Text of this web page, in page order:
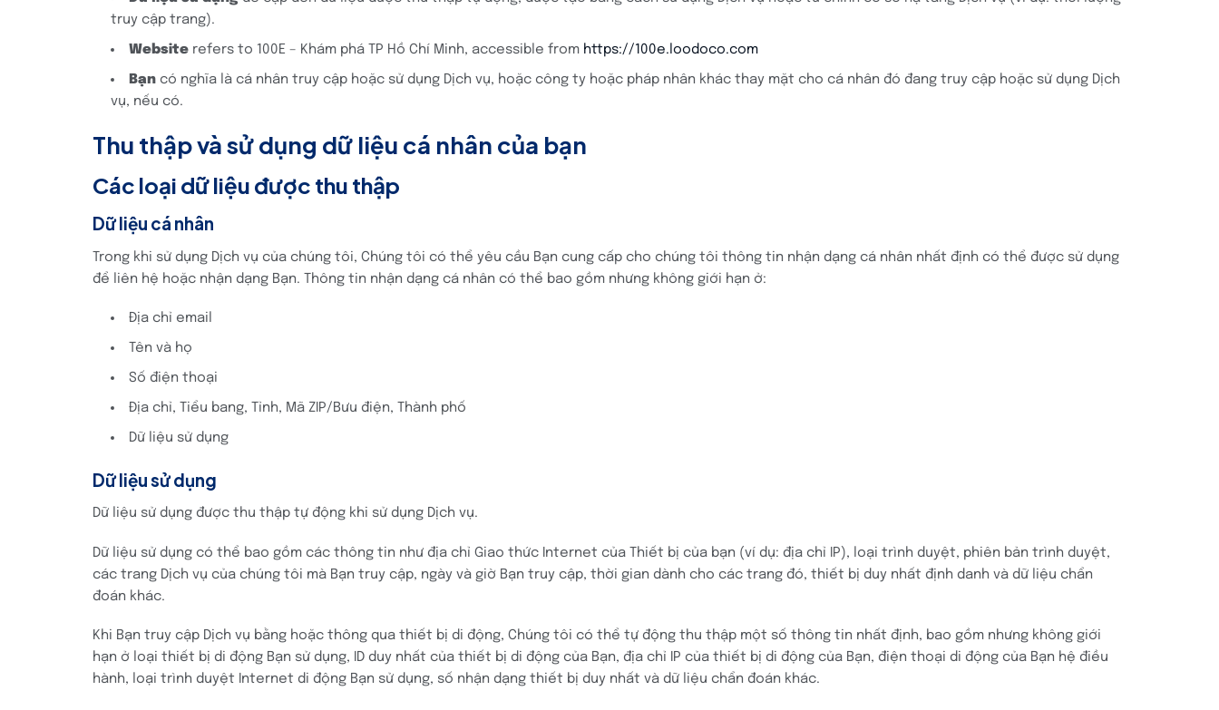
truy cập trang).
Websiterefers to 100E – Khám phá TP Hồ Chí Minh, accessible from https://100e.loodoco.com
Bạncó nghĩa là cá nhân truy cập hoặc sử dụng Dịch vụ, hoặc công ty hoặc pháp nhân khác thay mặt cho cá nhân đó đang truy cập hoặc sử dụng Dịch
vụ, nếu có.
Thu thập và sử dụng dữ liệu cá nhân của bạn
Các loại dữ liệu được thu thập
Dữ liệu cá nhân
Trong khi sử dụng Dịch vụ của chúng tôi, Chúng tôi có thể yêu cầu Bạn cung cấp cho chúng tôi thông tin nhận dạng cá nhân nhất định có thể được sử dụng
để liên hệ hoặc nhận dạng Bạn. Thông tin nhận dạng cá nhân có thể bao gồm nhưng không giới hạn ở:
Địa chỉ email
Tên và họ
Số điện thoại
Địa chỉ, Tiểu bang, Tỉnh, Mã ZIP/Bưu điện, Thành phố
Dữ liệu sử dụng
Dữ liệu sử dụng
Dữ liệu sử dụng được thu thập tự động khi sử dụng Dịch vụ.
Dữ liệu sử dụng có thể bao gồm các thông tin như địa chỉ Giao thức Internet của Thiết bị của bạn (ví dụ: địa chỉ IP), loại trình duyệt, phiên bản trình duyệt,
các trang Dịch vụ của chúng tôi mà Bạn truy cập, ngày và giờ Bạn truy cập, thời gian dành cho các trang đó, thiết bị duy nhất định danh và dữ liệu chẩn
đoán khác.
Khi Bạn truy cập Dịch vụ bằng hoặc thông qua thiết bị di động, Chúng tôi có thể tự động thu thập một số thông tin nhất định, bao gồm nhưng không giới
hạn ở loại thiết bị di động Bạn sử dụng, ID duy nhất của thiết bị di động của Bạn, địa chỉ IP của thiết bị di động của Bạn, điện thoại di động của Bạn hệ điều
hành, loại trình duyệt Internet di động Bạn sử dụng, số nhận dạng thiết bị duy nhất và dữ liệu chẩn đoán khác.